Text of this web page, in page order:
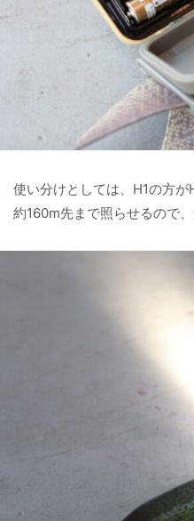
使い分けとしては、H1の方
約160m先まで照らせるので